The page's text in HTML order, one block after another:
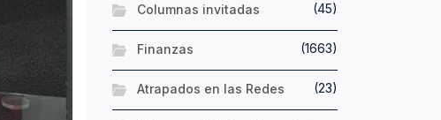
Columnas invitadas (45)
Finanzas (1663)
Atrapados en las Redes (23)